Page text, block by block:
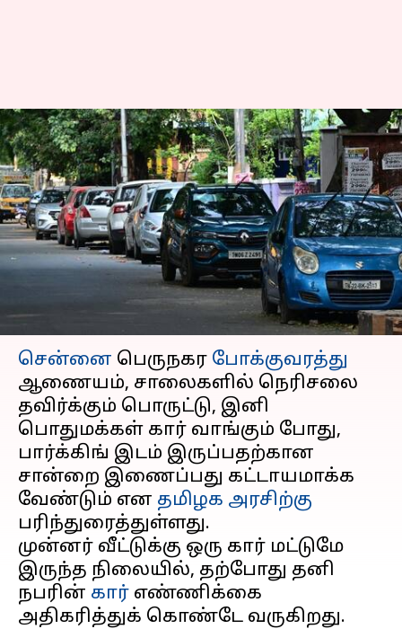
மக்களே, சென்னையில்
பார்க்கிங் இடம் இருந்தால்
மட்டுமே கார் வாங்க
முடியும்! விரைவில்
வருகிறது சட்டம்
Venkatalakshmi V Mar 12, 2025 11:31 am
சென்னை பெருநகர போக்குவரத்து
ஆணையம், சாலைகளில் நெரிசலை
தவிர்க்கும் பொருட்டு, இனி
பொதுமக்கள் கார் வாங்கும் போது,
பார்க்கிங் இடம் இருப்பதற்கான
சான்றை இணைப்பது கட்டாயமாக்க
வேண்டும் என தமிழக அரசிற்கு
பரிந்துரைத்துள்ளது.
முன்னர் வீட்டுக்கு ஒரு கார் மட்டுமே
இருந்த நிலையில், தற்போது தனி
நபரின் கார் எண்ணிக்கை
அதிகரித்துக் கொண்டே வருகிறது.